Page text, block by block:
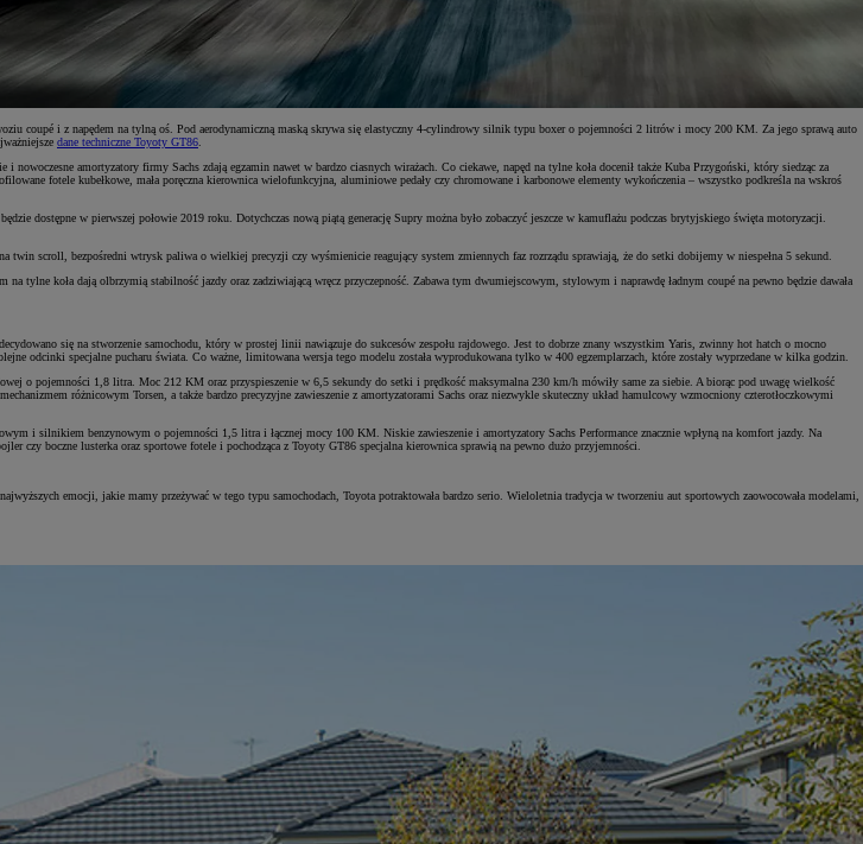
coupé i z napędem na tylną oś. Pod aerodynamiczną maską skrywa się elastyczny 4-cylindrowy silnik typu boxer o pojemności 2 litrów i mocy 200 KM. Za jego sprawą auto
dane techniczne Toyoty GT86.
amortyzatory firmy Sachs zdają egzamin nawet w bardzo ciasnych wirażach. Co ciekawe, napęd na tylne koła docenił także Kuba Przygoński, który siedząc za
fotele kubełkowe, mała poręczna kierownica wielofunkcyjna, aluminiowe pedały czy chromowane i karbonowe elementy wykończenia – wszystko podkreśla na wskroś
dostępne w pierwszej połowie 2019 roku. Dotychczas nową piątą generację Supry można było zobaczyć jeszcze w kamuflażu podczas brytyjskiego święta motoryzacji.
scroll, bezpośredni wtrysk paliwa o wielkiej precyzji czy wyśmienicie reagujący system zmiennych faz rozrządu sprawiają, że do setki dobijemy w niespełna 5 sekund.
tylne koła dają olbrzymią stabilność jazdy oraz zadziwiającą wręcz przyczepność. Zabawa tym dwumiejscowym, stylowym i naprawdę ładnym coupé na pewno będzie dawała
się na stworzenie samochodu, który w prostej linii nawiązuje do sukcesów zespołu rajdowego. Jest to dobrze znany wszystkim Yaris, zwinny hot hatch o mocno
odcinki specjalne pucharu świata. Co ważne, limitowana wersja tego modelu została wyprodukowana tylko w 400 egzemplarzach, które zostały wyprzedane w kilka godzin.
o pojemności 1,8 litra. Moc 212 KM oraz przyspieszenie w 6,5 sekundy do setki i prędkość maksymalna 230 km/h mówiły same za siebie. A biorąc pod uwagę wielkość
różnicowym Torsen, a także bardzo precyzyjne zawieszenie z amortyzatorami Sachs oraz niezwykle skuteczny układ hamulcowy wzmocniony czterotłoczkowymi
i silnikiem benzynowym o pojemności 1,5 litra i łącznej mocy 100 KM. Niskie zawieszenie i amortyzatory Sachs Performance znacznie wpłyną na komfort jazdy. Na
czy boczne lusterka oraz sportowe fotele i pochodząca z Toyoty GT86 specjalna kierownica sprawią na pewno dużo przyjemności.
emocji, jakie mamy przeżywać w tego typu samochodach, Toyota potraktowała bardzo serio. Wieloletnia tradycja w tworzeniu aut sportowych zaowocowała modelami,